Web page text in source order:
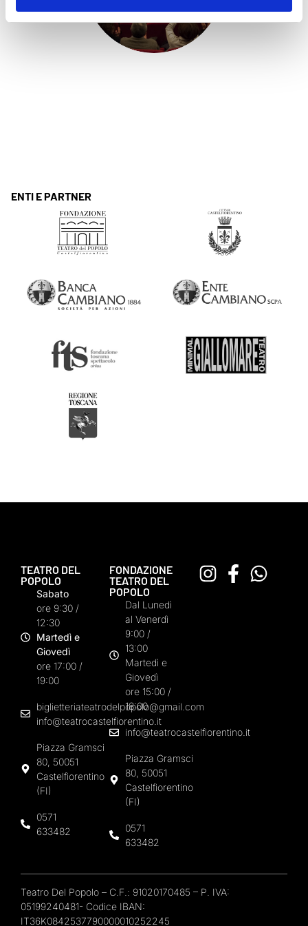
ENTI E PARTNER
TEATRO DEL
POPOLO
Sabato
ore 9:30 /
12:30
Martedì e
Giovedì
ore 17:00 /
19:00
biglietteriateatrodelpopolo@gmail.com
info@teatrocastelfiorentino.it
Piazza Gramsci
80, 50051
Castelfiorentino
(FI)
0571
633482
FONDAZIONE
TEATRO DEL
POPOLO
Dal Lunedì
al Venerdì
9:00 /
13:00
Martedì e
Giovedì
ore 15:00 /
18:00
info@teatrocastelfiorentino.it
Piazza Gramsci
80, 50051
Castelfiorentino
(FI)
0571
633482
Teatro Del Popolo – C.F.: 91020170485 – P. IVA:
05199240481- Codice IBAN:
IT36K0842537790000010252245